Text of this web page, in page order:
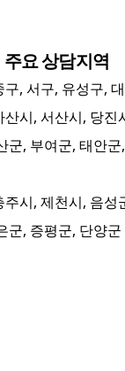
요 상담지역
구, 서구, 유성구,
산시, 서산시, 당진
군, 부여군, 태안
주시, 제천시, 음성
군, 증평군, 단양군